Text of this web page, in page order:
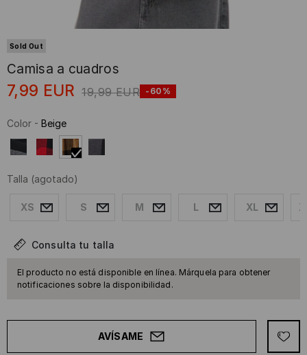
Sold Out
Camisa a cuadros
7,99 EUR 19,99 EUR -60%
Color - Beige
Talla (agotado)
XS S M L XL
Consulta tu talla
El producto no está disponible en línea. Márquela para obtener
notificaciones sobre la disponibilidad.
AVÍSAME